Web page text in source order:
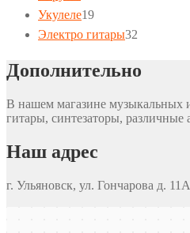
Укулеле1919
товаров
Электро гитары32
Дополнительно
В нашем магазине музыкальных
гитары, синтезаторы,
Наш адрес
г. Ульяновск, ул. Гончарова д.